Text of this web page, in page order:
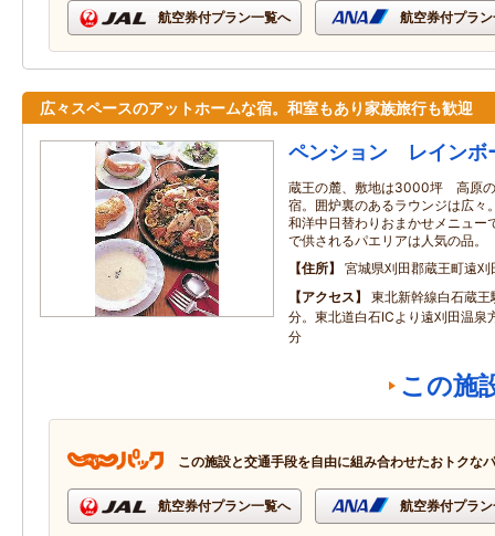
航空券付プラン一覧へ 航空券付プラ
広々スペースのアットホームな宿。和室もあり家族旅行も歓迎
ペンション レインボ
蔵王の麓、敷地は3000坪 高原
宿。囲炉裏のあるラウンジは広々
和洋中日替わりおまかせメニュー
で供されるパエリアは人気の品。
住所
宮城県刈田郡蔵王町遠
アクセス
東北新幹線白石蔵
分。東北道白石ICより遠刈田温泉
分
この施
この施設と交通手段を自由に組み合わせたおトクな
航空券付プラン一覧へ 航空券付プラ